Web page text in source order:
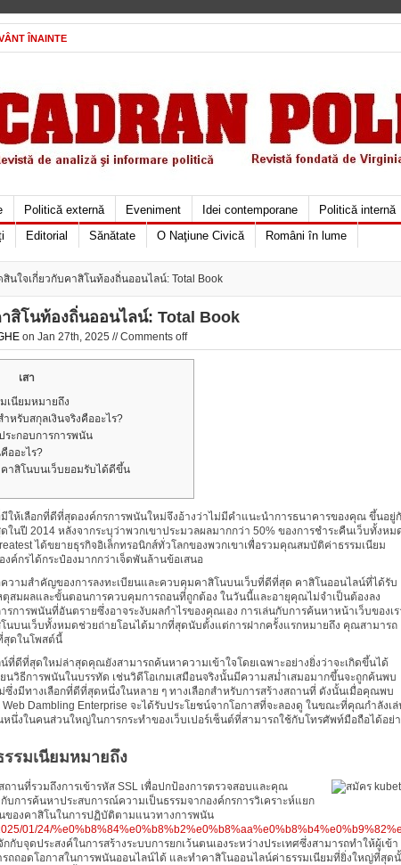
ÎNAINTE
Politică externă Eveniment Idei contemporane Politică internă
Editorial Sănătate O Naţiune Civică Români în lume
นใจเกี่ยวกับคาสิโนท้องถิ่นออนไลน์: Total Book
สิโนท้องถิ่นออนไลน์: Total Book
on Jan 27th, 2025 //Comments off
เสา
เนียมหมายถึง
หรับสกุลเงินจริงคืออะไร?
ะกอบการการพนัน
ออะไร?
าสิโนบนเว็บยอมรับได้ดีขึ้น
มีให้เลือกที่ดีที่สุดองค์กรการพนันใหม่จึงอ้างว่าไม่มีคำแนะนำการธนาคารของคุณ ขึ้นอยู่
ในปี 2014 หลังจากระบุว่าพวกเขาประมวลผลมากกว่า 50% ของการชำระคืนเว็บทั้งหม
ได้ขยายธุรกิจอิเล็กทรอนิกส์ทั่วโลกของพวกเขาเพื่อรวมคุณสมบัติค่าธรรมเนียม
ค์กรได้กระป๋องมากกว่าเจ็ดพันล้านข้อเสนอ
ความสำคัญของการลงทะเบียนและควบคุมคาสิโนบนเว็บที่ดีที่สุด คาสิโนออนไลน์ที่ได้รับ
ตุสมผลและขั้นตอนการควบคุมการถอนที่ถูกต้อง ในวันนี้และอายุคุณไม่จำเป็นต้องลง
การพนันที่อันตรายซึ่งอาจระงับผลกำไรของคุณเอง การเล่นกับการค้นหาหน้าเว็บของเร
นบนเว็บทั้งหมดช่วยถ่ายโอนได้มากที่สุดนับตั้งแต่การฝากครั้งแรกหมายถึง คุณสามารถ
สุดในโพสต์นี้
ที่ดีที่สุดใหม่ล่าสุดคุณยังสามารถค้นหาความเข้าใจโดยเฉพาะอย่างยิ่งว่าจะเกิดขึ้นได้
นวิธีการพนันในบรรทัด เช่นวิดีโอเกมเสมือนจริงนั้นมีความสม่ำเสมอมากขึ้นจะถูกค้นพบ
งมีทางเลือกที่ดีที่สุดหนึ่งในหลาย ๆ ทางเลือกสำหรับการสร้างสถานที่ ดังนั้นเมื่อคุณพบ
Dambling Enterprise จะได้รับประโยชน์จากโอกาสที่จะลองดู ในขณะที่คุณกำลังเล่
นึ่งในคนส่วนใหญ่ในการกระทำของเว็บเปอร์เซ็นต์ที่สามารถใช้กับโทรศัพท์มือถือได้อย่า
รมเนียมหมายถึง
านที่รวมถึงการเข้ารหัส SSL เพื่อปกป้องการตรวจสอบและคุณ
บการค้นหาประสบการณ์ความเป็นธรรมจากองค์กรการวิเคราะห์แยก
ของคาสิโนในการปฏิบัติตามแนวทางการพนัน
01/24/
บจุดประสงค์ในการสร้างระบบการยกเว้นตนเองระหว่างประเทศซึ่งสามารถทำให้ผู้เข้า
ถถอดโอกาสในการพนันออนไลน์ได้ และทำคาสิโนออนไลน์ค่าธรรมเนียมที่ยิ่งใหญ่ที่สุด